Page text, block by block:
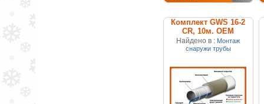
Комплект GWS 16-2
CR, 10м. ОЕМ
Найдено в : Монтаж
снаружи трубы